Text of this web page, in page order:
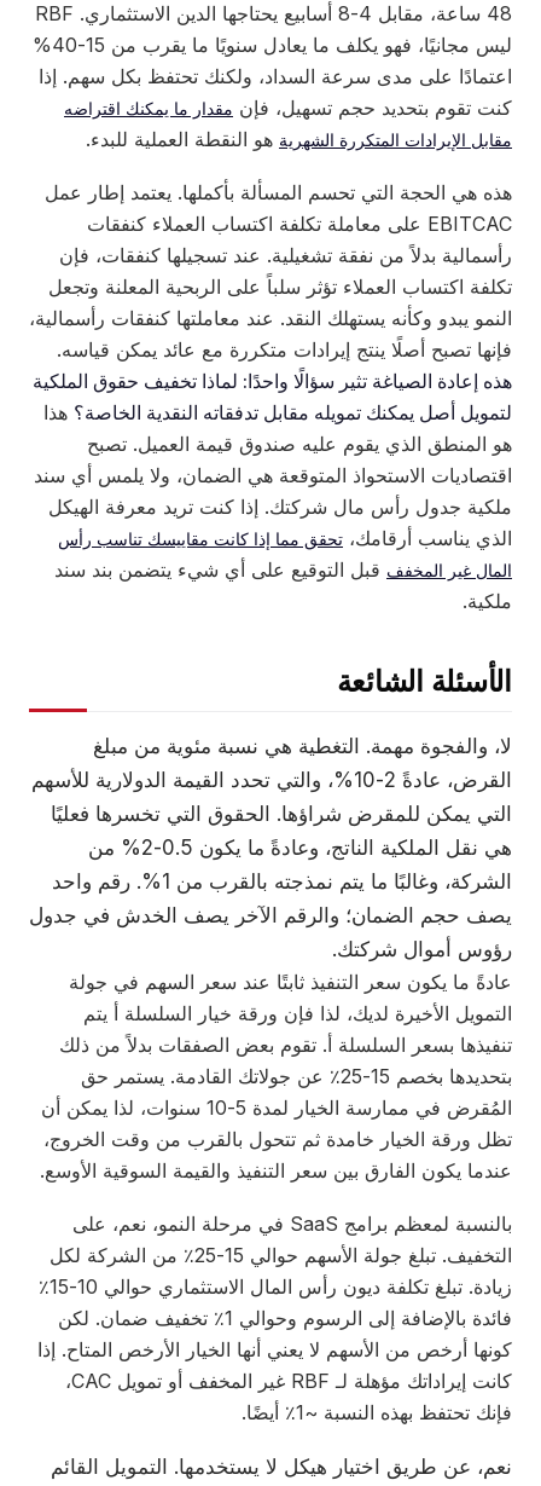
48 ساعة، مقابل 4-8 أسابيع يحتاجها الدين الاستثماري. RBF
ليس مجانيًا، فهو يكلف ما يعادل سنويًا ما يقرب من 15-40%
اعتمادًا على مدى سرعة السداد، ولكنك تحتفظ بكل سهم. إذا
كنت تقوم بتحديد حجم تسهيل، فإن مقدار ما يمكنك اقتراضه
مقابل الإيرادات المتكررة الشهرية هو النقطة العملية للبدء.
هذه هي الحجة التي تحسم المسألة بأكملها. يعتمد إطار عمل
EBITCAC على معاملة تكلفة اكتساب العملاء كنفقات
رأسمالية بدلاً من نفقة تشغيلية. عند تسجيلها كنفقات، فإن
تكلفة اكتساب العملاء تؤثر سلباً على الربحية المعلنة وتجعل
النمو يبدو وكأنه يستهلك النقد. عند معاملتها كنفقات رأسمالية،
فإنها تصبح أصلًا ينتج إيرادات متكررة مع عائد يمكن قياسه.
هذه إعادة الصياغة تثير سؤالًا واحدًا: لماذا تخفيف حقوق الملكية
لتمويل أصل يمكنك تمويله مقابل تدفقاته النقدية الخاصة؟ هذا
هو المنطق الذي يقوم عليه صندوق قيمة العميل. تصبح
اقتصاديات الاستحواذ المتوقعة هي الضمان، ولا يلمس أي سند
ملكية جدول رأس مال شركتك. إذا كنت تريد معرفة الهيكل
الذي يناسب أرقامك، تحقق مما إذا كانت مقاييسك تناسب رأس
المال غير المخفف قبل التوقيع على أي شيء يتضمن بند سند
ملكية.
الأسئلة الشائعة
لا، والفجوة مهمة. التغطية هي نسبة مئوية من مبلغ
القرض، عادةً 2-10%، والتي تحدد القيمة الدولارية للأسهم
التي يمكن للمقرض شراؤها. الحقوق التي تخسرها فعليًا
هي نقل الملكية الناتج، وعادةً ما يكون 0.5-2% من
الشركة، وغالبًا ما يتم نمذجته بالقرب من 1%. رقم واحد
يصف حجم الضمان؛ والرقم الآخر يصف الخدش في جدول
رؤوس أموال شركتك.
عادةً ما يكون سعر التنفيذ ثابتًا عند سعر السهم في جولة
التمويل الأخيرة لديك، لذا فإن ورقة خيار السلسلة أ يتم
تنفيذها بسعر السلسلة أ. تقوم بعض الصفقات بدلاً من ذلك
بتحديدها بخصم 15-25٪ عن جولاتك القادمة. يستمر حق
المُقرض في ممارسة الخيار لمدة 5-10 سنوات، لذا يمكن أن
تظل ورقة الخيار خامدة ثم تتحول بالقرب من وقت الخروج،
عندما يكون الفارق بين سعر التنفيذ والقيمة السوقية الأوسع.
بالنسبة لمعظم برامج SaaS في مرحلة النمو، نعم، على
التخفيف. تبلغ جولة الأسهم حوالي 15-25٪ من الشركة لكل
زيادة. تبلغ تكلفة ديون رأس المال الاستثماري حوالي 10-15٪
فائدة بالإضافة إلى الرسوم وحوالي 1٪ تخفيف ضمان. لكن
كونها أرخص من الأسهم لا يعني أنها الخيار الأرخص المتاح. إذا
كانت إيراداتك مؤهلة لـ RBF غير المخفف أو تمويل CAC،
فإنك تحتفظ بهذه النسبة ~1٪ أيضًا.
نعم، عن طريق اختيار هيكل لا يستخدمها. التمويل القائم